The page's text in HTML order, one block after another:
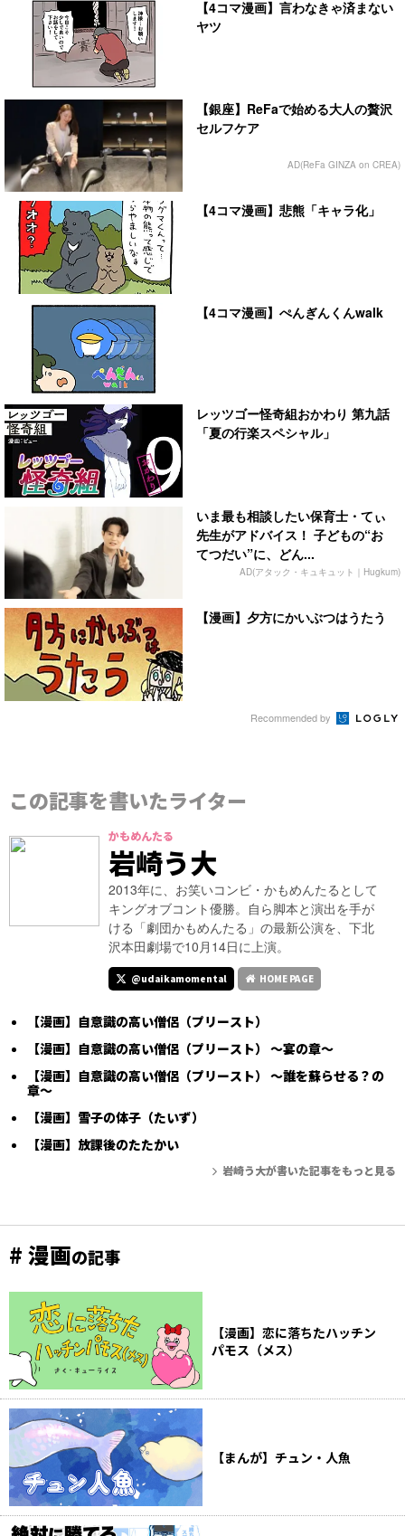
【4コマ漫画】言わなきゃ済まない
ヤツ
【銀座】ReFaで始める大人の贅沢
セルフケア
AD(ReFa GINZA on CREA)
【4コマ漫画】悲熊「キャラ化」
【4コマ漫画】ぺんぎんくんwalk
レッツゴー怪奇組おかわり 第九話
「夏の行楽スペシャル」
いま最も相談したい保育士・てぃ
先生がアドバイス！ 子どもの“お
てつだい”に、どん...
AD(アタック・キュキュット｜Hugkum)
【漫画】夕方にかいぶつはうたう
Recommended by
この記事を書いたライター
かもめんたる
岩崎う大
2013年に、お笑いコンビ・かもめんたるとして
キングオブコント優勝。自ら脚本と演出を手が
ける「劇団かもめんたる」の最新公演を、下北
沢本田劇場で10月14日に上演。
@udaikamomental HOME PAGE
【漫画】自意識の高い僧侶（プリースト）
【漫画】自意識の高い僧侶（プリースト） ～宴の章～
【漫画】自意識の高い僧侶（プリースト） ～誰を蘇らせる？の
章～
【漫画】雪子の体子（たいず）
【漫画】放課後のたたかい
岩崎う大が書いた記事をもっと見る
# 漫画の記事
【漫画】恋に落ちたハッチン
パモス（メス）
【まんが】チュン・人魚